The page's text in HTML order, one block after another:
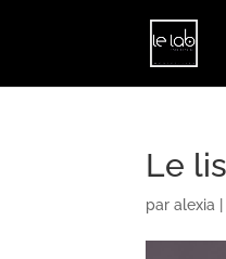
Le
paralexia